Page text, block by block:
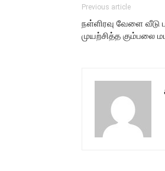
Previous article
நள்ளிரவு வேளை வீடு
முயற்சித்த கும்பலை